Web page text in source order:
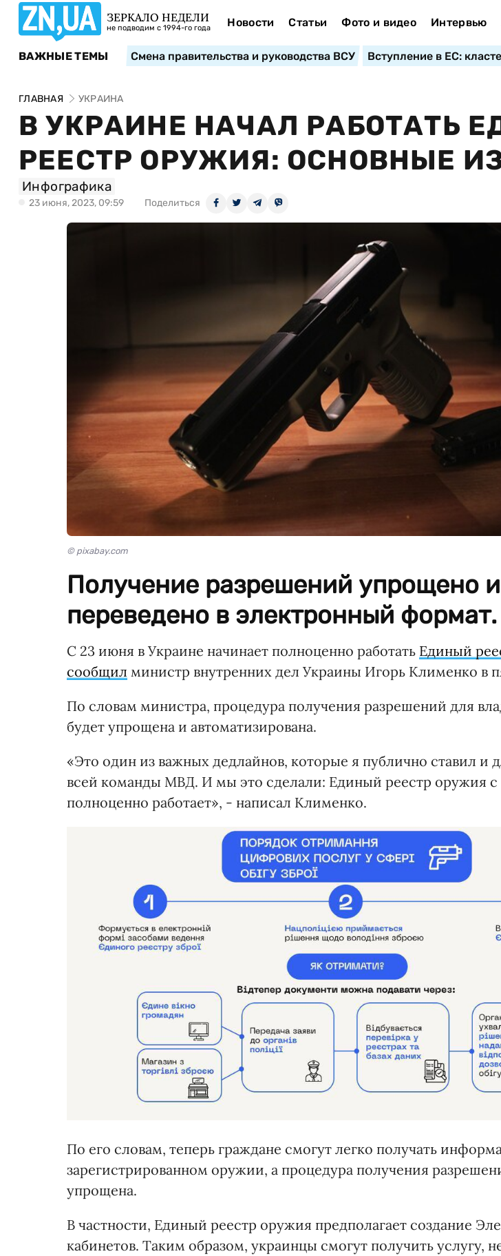
ЗЕРКАЛО НЕДЕЛИ
не подводим с 1994-го года Новости Статьи Фото и видео Интервью
ВАЖНЫЕ ТЕМЫ Смена правительства и руководства ВСУ Вступление в ЕС:
ГЛАВНАЯ УКРАИНА
В УКРАИНЕ НАЧАЛ РАБОТАТЬ
РЕЕСТР ОРУЖИЯ: ОСНОВНЫЕ
Инфографика
23 июня, 2023, 09:59 Поделиться
© pixabay.com
Получение разрешений упрощено и
переведено в электронный формат.
С 23 июня в Украине начинает полноценно работать Единый
сообщил министр внутренних дел Украины Игорь Клименко в
По словам министра, процедура получения разрешений для
будет упрощена и автоматизирована.
«Это один из важных дедлайнов, которые я публично ставил и
всей команды МВД. И мы это сделали: Единый реестр оружия с
полноценно работает», - написал Клименко.
По его словам, теперь граждане смогут легко получать
зарегистрированном оружии, а процедура получения
упрощена.
В частности, Единый реестр оружия предполагает создание
кабинетов. Таким образом, украинцы смогут получить услугу,